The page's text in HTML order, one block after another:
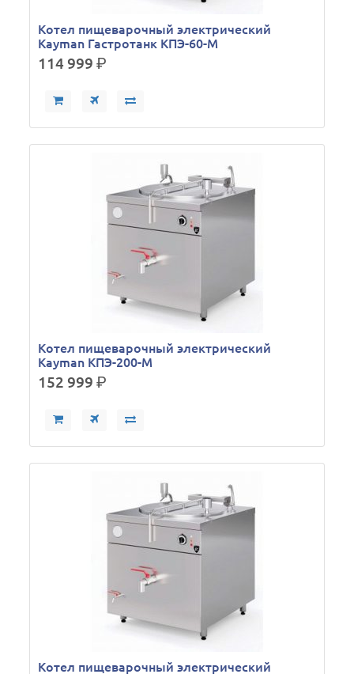
Кoтел пищеварочный электрический
Kayman Гастротанк КПЭ-60-М
114 999р.
Кoтел пищеварочный электрический
Kayman КПЭ-200-М
152 999р.
Кoтел пищеварочный электрический